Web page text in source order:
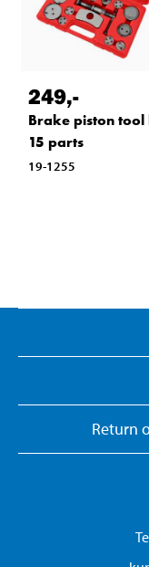
249,-
Brake piston tool
15 parts
19-1255
Return